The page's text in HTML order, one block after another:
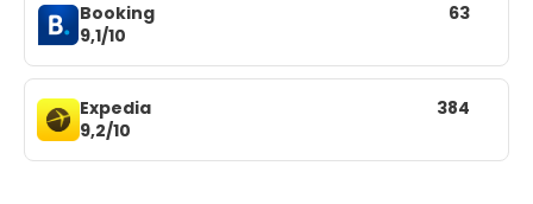
Booking
9,1/10
63
Expedia
9,2/10
384